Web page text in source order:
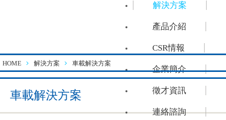
解決方案
產品介紹
CSR情報
企業簡介
徵才資訊
連絡諮詢
HOME 解決方案 車載解決方案
車載解決方案